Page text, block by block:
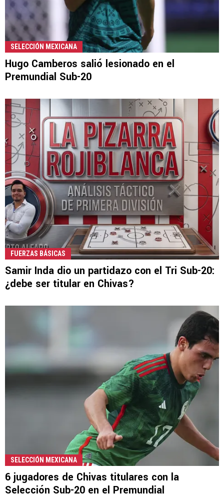
SELECCIÓN MEXICANA
Hugo Camberos salió lesionado en el
Premundial Sub-20
FUERZAS BÁSICAS
Samir Inda dio un partidazo con el Tri Sub-20:
¿debe ser titular en Chivas?
SELECCIÓN MEXICANA
6 jugadores de Chivas titulares con la
Selección Sub-20 en el Premundial